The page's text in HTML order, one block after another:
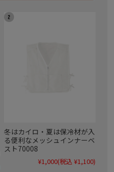
冬はカイロ・夏は保冷材が入
る便利なメッシュインナーベ
スト70008
¥1,000(税込 ¥1,100)